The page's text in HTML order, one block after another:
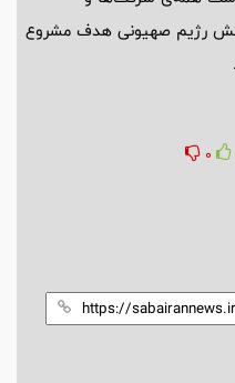
رژیم صهیونی هدف مشروع
0